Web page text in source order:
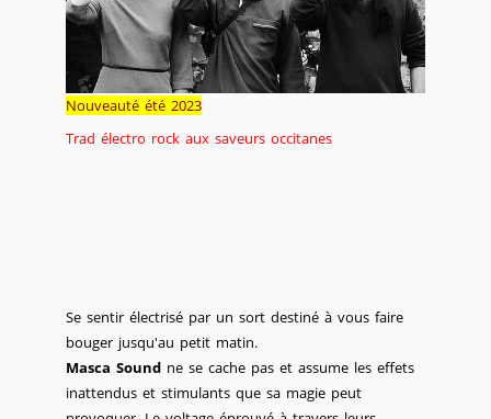
Nouveauté été 2023
Trad électro rock aux saveurs occitanes
Se sentir électrisé par un sort destiné à vous faire
bouger jusqu'au petit matin.
Masca Sound ne se cache pas et assume les effets
inattendus et stimulants que sa magie peut